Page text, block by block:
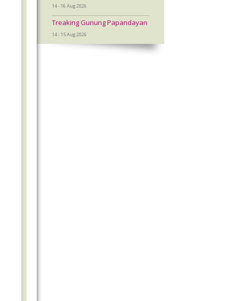
14 - 16 Aug 2026
Treaking Gunung Papandayan
14 - 15 Aug 2026